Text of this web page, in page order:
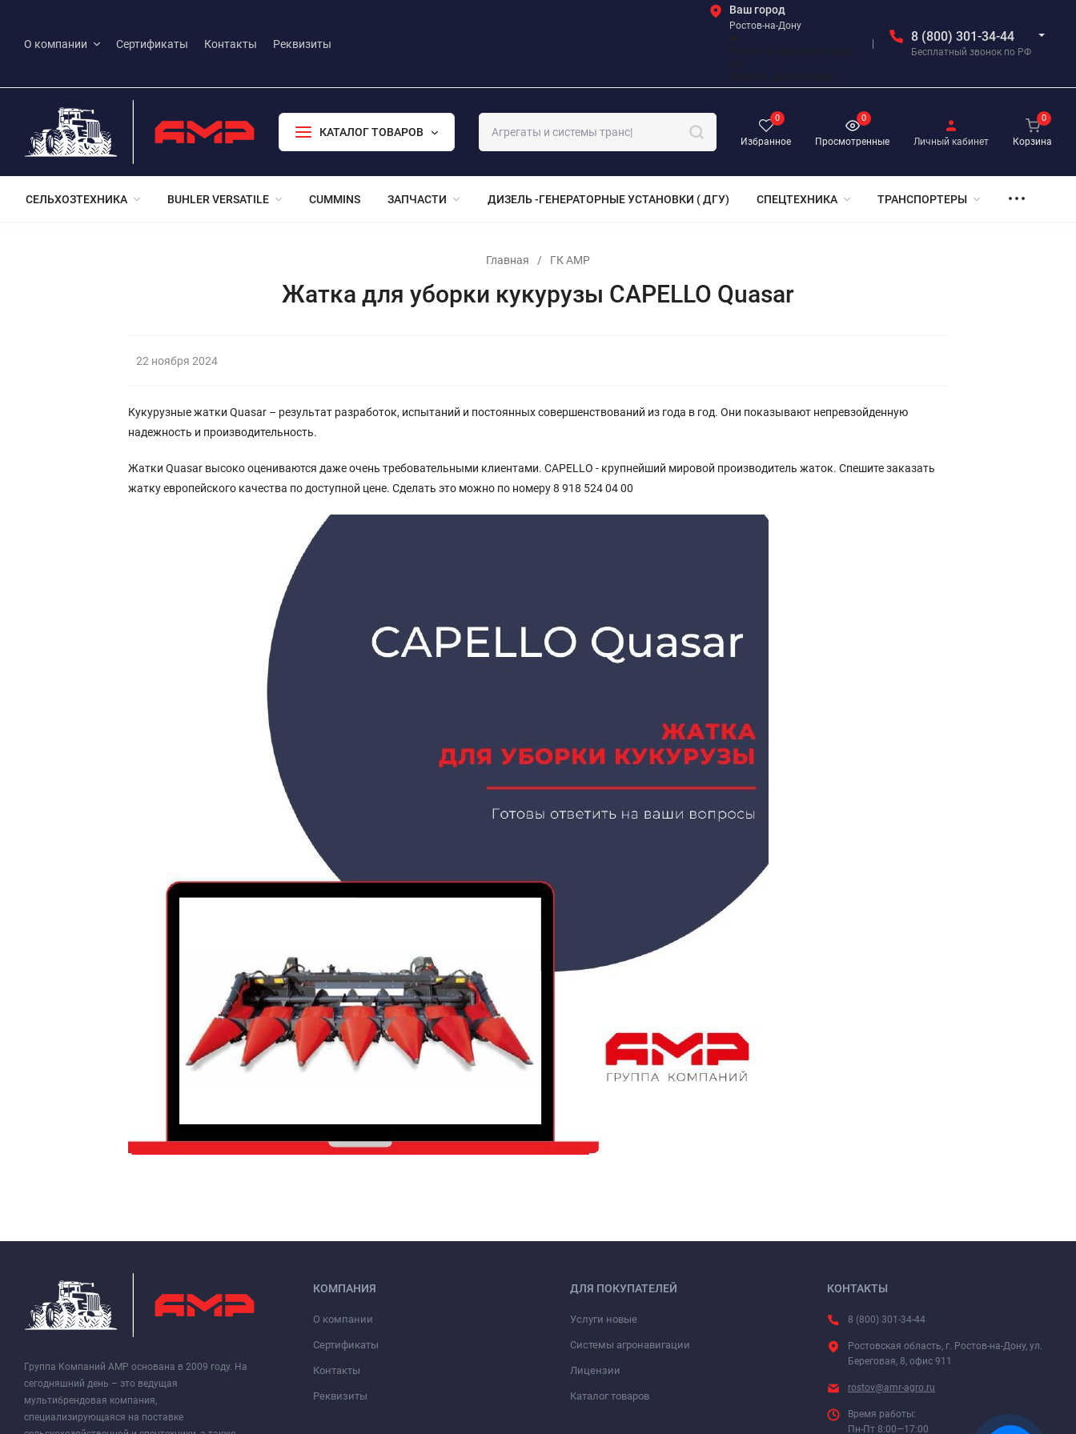
О компании Сертификаты Контакты Реквизиты
Ваш город
Ростов-на-Дону
8 (800) 301-34-44
Бесплатный звонок по РФ
КАТАЛОГ ТОВАРОВ
Избранное
0
Просмотренные
0
Личный кабинет Корзина
0
СЕЛЬХОЗТЕХНИКА BUHLER VERSATILE CUMMINS ЗАПЧАСТИ ДИЗЕЛЬ -ГЕНЕРАТОРНЫЕ УСТАНОВКИ ( ДГУ) СПЕЦТЕХНИКА ТРАНСПОРТЕРЫ
Главная / ГК АМР
Жатка для уборки кукурузы CAPELLO Quasar
22 ноября 2024
Кукурузные жатки Quasar – результат разработок, испытаний и постоянных совершенствований из года в год. Они показывают непревзойденную
надежность и производительность.
Жатки Quasar высоко оцениваются даже очень требовательными клиентами. CAPELLO - крупнейший мировой производитель жаток. Спешите заказать
жатку европейского качества по доступной цене. Сделать это можно по номеру 8 918 524 04 00
Группа Компаний АМР основана в 2009 году. На
сегодняшний день – это ведущая
мультибрендовая компания,
специализирующаяся на поставке
КОМПАНИЯ
О компании
Сертификаты
Контакты
Реквизиты
ДЛЯ ПОКУПАТЕЛЕЙ
Услуги новые
Системы агронавигации
Лицензии
Каталог товаров
КОНТАКТЫ
8 (800) 301-34-44
Ростовская область, г. Ростов-на-Дону, ул.
Береговая, 8, офис 911
rostov@amr-agro.ru
Время работы:
Пн-Пт 8:00—17:00